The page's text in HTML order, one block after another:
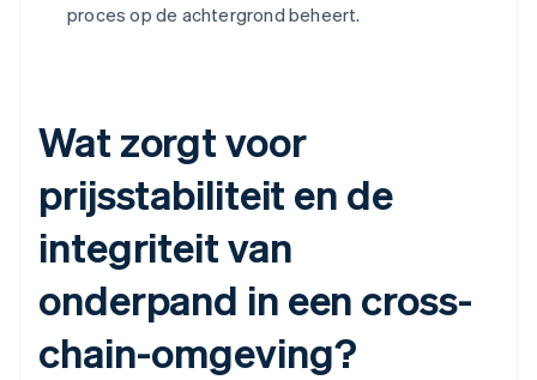
proces op de achtergrond beheert.
Wat zorgt voor
prijsstabiliteit en de
integriteit van
onderpand in een cross-
chain-omgeving?